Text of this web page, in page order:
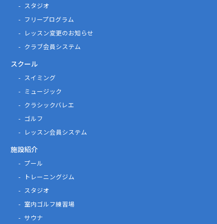
スタジオ
フリープログラム
レッスン変更のお知らせ
クラブ会員システム
スクール
スイミング
ミュージック
クラシックバレエ
ゴルフ
レッスン会員システム
施設紹介
プール
トレーニングジム
スタジオ
室内ゴルフ練習場
サウナ